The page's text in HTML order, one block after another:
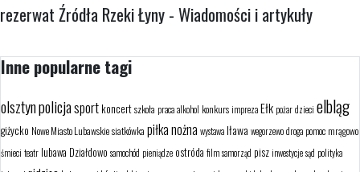
rezerwat Źródła Rzeki Łyny - Wiadomości i artykuły
Inne popularne tagi
olsztynpolicjasport koncertszkoła pracaalkohol konkurs imprezaEłk pożardzieci elbląg
giżycko Nowe Miasto Lubawskiesiatkówka piłka nożna wystawaIława wegorzewodroga pomoc mrągowo
śmieci teatr lubawa Działdowo samochód pieniądze ostróda filmsamorząd pisz inwestycjesąd polityka